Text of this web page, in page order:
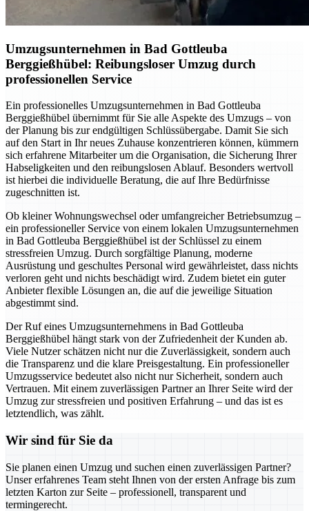
Umzugsunternehmen in Bad Gottleuba
Berggießhübel: Reibungsloser Umzug durch
professionellen Service
Ein professionelles Umzugsunternehmen in Bad Gottleuba
Berggießhübel übernimmt für Sie alle Aspekte des Umzugs – von
der Planung bis zur endgültigen Schlüssübergabe. Damit Sie sich
auf den Start in Ihr neues Zuhause konzentrieren können, kümmern
sich erfahrene Mitarbeiter um die Organisation, die Sicherung Ihrer
Habseligkeiten und den reibungslosen Ablauf. Besonders wertvoll
ist hierbei die individuelle Beratung, die auf Ihre Bedürfnisse
zugeschnitten ist.
Ob kleiner Wohnungswechsel oder umfangreicher Betriebsumzug –
ein professioneller Service von einem lokalen Umzugsunternehmen
in Bad Gottleuba Berggießhübel ist der Schlüssel zu einem
stressfreien Umzug. Durch sorgfältige Planung, moderne
Ausrüstung und geschultes Personal wird gewährleistet, dass nichts
verloren geht und nichts beschädigt wird. Zudem bietet ein guter
Anbieter flexible Lösungen an, die auf die jeweilige Situation
abgestimmt sind.
Der Ruf eines Umzugsunternehmens in Bad Gottleuba
Berggießhübel hängt stark von der Zufriedenheit der Kunden ab.
Viele Nutzer schätzen nicht nur die Zuverlässigkeit, sondern auch
die Transparenz und die klare Preisgestaltung. Ein professioneller
Umzugsservice bedeutet also nicht nur Sicherheit, sondern auch
Vertrauen. Mit einem zuverlässigen Partner an Ihrer Seite wird der
Umzug zur stressfreien und positiven Erfahrung – und das ist es
letztendlich, was zählt.
Wir sind für Sie da
Sie planen einen Umzug und suchen einen zuverlässigen Partner?
Unser erfahrenes Team steht Ihnen von der ersten Anfrage bis zum
letzten Karton zur Seite – professionell, transparent und
termingerecht.